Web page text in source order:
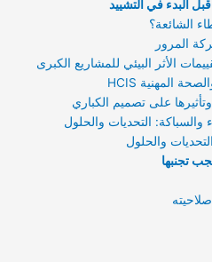
البدء في التشييد
الشائعة؟
المرور
الأثر البيئي للمشاريع الكبرى
التحديات والحلول
والحلول